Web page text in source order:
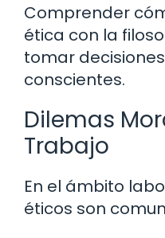
Comprender
ética con la
tomar
conscientes.
Dilemas
Trabajo
En el ámbito
éticos son